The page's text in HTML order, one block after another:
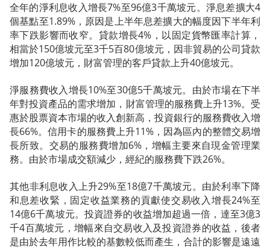
全年的淨利息收入增長7%至96億3千萬坡元。淨息差擴大4
個基點至1.89%，原因是上半年息差擴大的幅度因下半年利
率下跌影響而收窄。貸款增長4%，以固定貨幣匯率計算，
相當於150億坡元至3千5百80億坡元，因非貿易的公司貸款
增加120億坡元，財富管理的客戶貸款上升40億坡元。
淨服務費收入增長10%至30億5千萬坡元。由於市場在下半
年對投資產品的需求增加，財富管理的服務費上升13%。受
惠於股票資本市場的收入創新高，投資銀行的服務費收入增
長66%。信用卡的服務費上升11%，因為區內的整體交易增
長所致。交易的服務費增加6%，增幅主要來自現金管理業
務。由於市場成交額減少，經紀的服務費下跌26%。
其他非利息收入上升29%至18億7千萬坡元。由於利率下降
和息差收緊，固定收益業務的貢獻使交易收入增長24%至
14億6千萬坡元。投資證券的收益增加超過一倍，達至3億3
千4百萬坡元，增幅來自交易收入及投資證券的收益，後者
是由於去年用作比較的基數較低而產生，合計的影響是遠遠